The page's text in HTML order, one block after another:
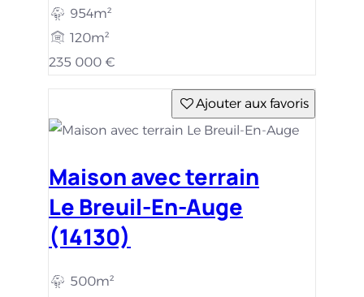
954m²
120m²
235 000 €
Ajouter aux favoris
Maison avec terrain
Le Breuil-En-Auge
(14130)
500m²